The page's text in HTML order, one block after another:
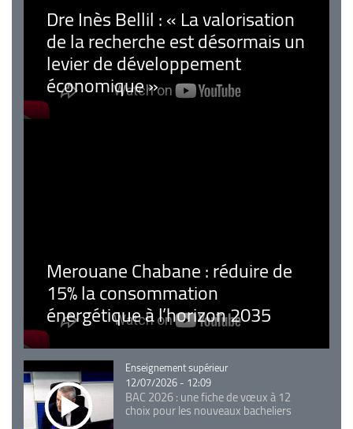
Dre Inès Bellil : « La valorisation
de la recherche est désormais un
levier de développement
économique »
Merouane Chabane : réduire de
15% la consommation
énergétique à l’horizon 2035
Catégorie
Enseignement supérieur
12/07/2026 - 12:09
BAC 2026 : une fiche de vœux à 12
choix pour les nouveaux bacheliers